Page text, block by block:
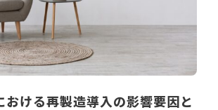
おける再製造導入の影響要因と